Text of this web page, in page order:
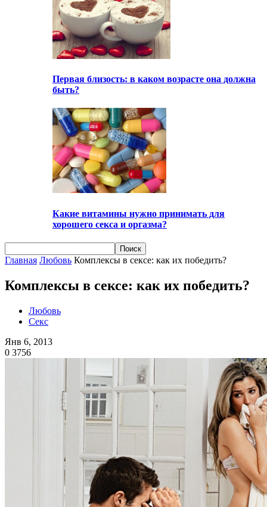
Первая близость: в каком возрасте она должна
быть?
Какие витамины нужно принимать для
хорошего секса и оргазма?
Главная Любовь Комплексы в сексе: как их победить?
Комплексы в сексе: как их победить?
Любовь
Секс
Янв 6, 2013
0 3756